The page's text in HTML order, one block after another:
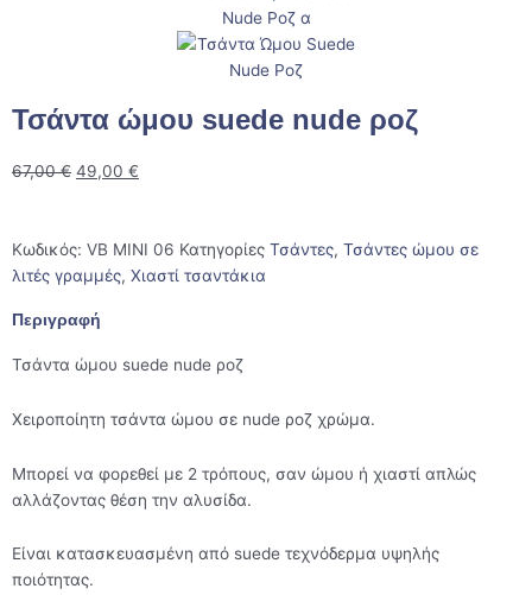
Τσάντα ώμου suede nude ροζ
67,00€ 49,00 €
Κωδικός: VB MINI 06 Κατηγορίες Τσάντες, Τσάντες ώμου σε
λιτές γραμμές, Χιαστί τσαντάκια
Περιγραφή
Τσάντα ώμου suede nude ροζ
Χειροποίητη τσάντα ώμου σε nude ροζ χρώμα.
Μπορεί να φορεθεί με 2 τρόπους, σαν ώμου ή χιαστί απλώς
αλλάζοντας θέση την αλυσίδα.
Είναι κατασκευασμένη από suede τεχνόδερμα υψηλής
ποιότητας.